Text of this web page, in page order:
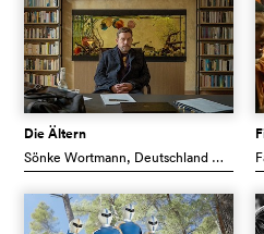
Die Ältern
Sönke Wortmann, Deutschland